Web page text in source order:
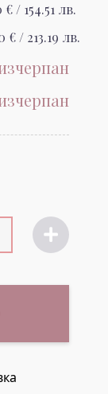
€ / 154.51 лв.
€ / 213.19 лв.